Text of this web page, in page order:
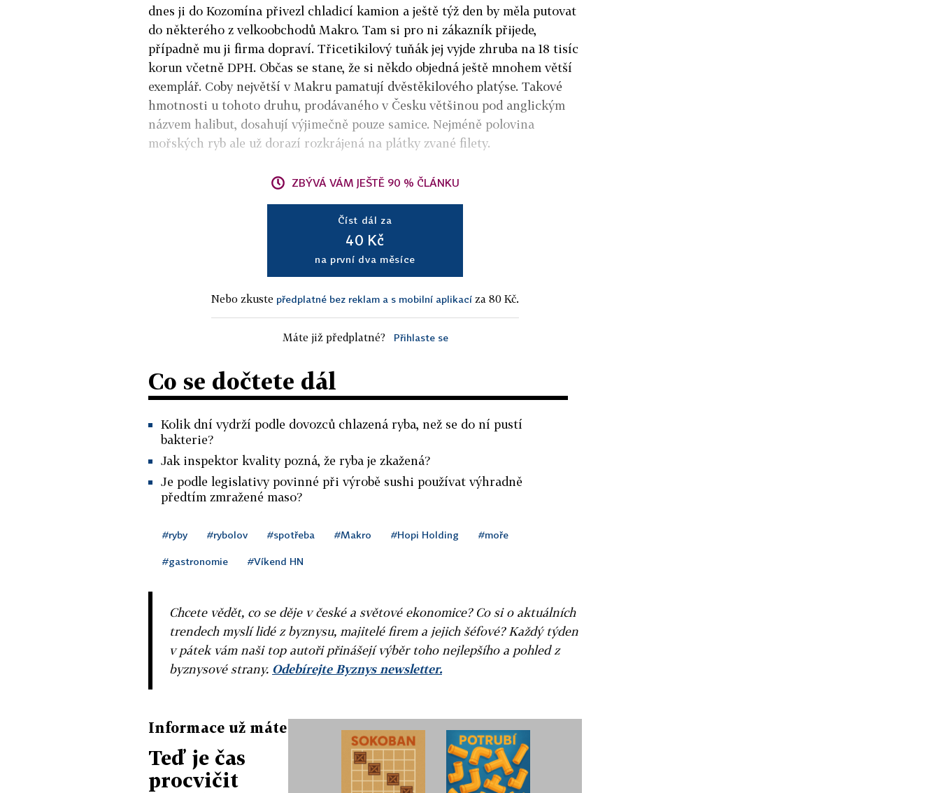
dnes ji do Kozomína přivezl chladicí kamion a ještě týž den by měla putovat
do některého z velkoobchodů Makro. Tam si pro ni zákazník přijede,
případně mu ji firma dopraví. Třicetikilový tuňák jej vyjde zhruba na 18 tisíc
korun včetně DPH. Občas se stane, že si někdo objedná ještě mnohem větší
exemplář. Coby největší v Makru pamatují dvěstěkilového platýse. Takové
hmotnosti u tohoto druhu, prodávaného v Česku většinou pod anglickým
názvem halibut, dosahují výjimečně pouze samice. Nejméně polovina
mořských ryb ale už dorazí rozkrájená na plátky zvané filety.
ZBÝVÁ VÁM JEŠTĚ 90 % ČLÁNKU
Číst dál za
40 Kč
na první dva měsíce
Nebo zkuste předplatné bez reklam a s mobilní aplikací za 80 Kč.
Máte již předplatné? Přihlaste se
Co se dočtete dál
Kolik dní vydrží podle dovozců chlazená ryba, než se do ní pustí
bakterie?
Jak inspektor kvality pozná, že ryba je zkažená?
Je podle legislativy povinné při výrobě sushi používat výhradně
předtím zmražené maso?
#ryby #rybolov #spotřeba #Makro #Hopi Holding #moře
#gastronomie #Víkend HN
Chcete vědět, co se děje v české a světové ekonomice? Co si o aktuálních
trendech myslí lidé z byznysu, majitelé firem a jejich šéfové? Každý týden
v pátek vám naši top autoři přinášejí výběr toho nejlepšího a pohled z
byznysové strany. Odebírejte Byznys newsletter.
Informace už máte
Teď je čas
procvičit